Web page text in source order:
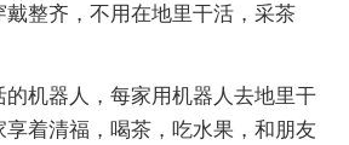
戴整齐，不用在地里干活，采茶
的机器人，每家用机器人去地里干
着清福，喝茶，吃水果，和朋友